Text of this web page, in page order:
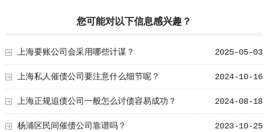
您可能对以下信息感兴趣？
2025-05-03
上海要账公司会采用哪些计谋？
2024-10-16
上海私人催债公司要注意什么细节呢？
2024-08-18
上海正规追债公司一般怎么讨债容易成功？
2023-10-25
杨浦区民间催债公司靠谱吗？